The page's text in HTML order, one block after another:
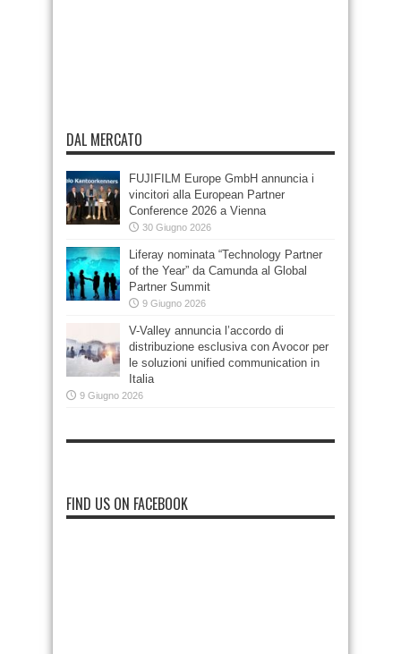
DAL MERCATO
FUJIFILM Europe GmbH annuncia i
vincitori alla European Partner
Conference 2026 a Vienna
30 Giugno 2026
Liferay nominata “Technology Partner
of the Year” da Camunda al Global
Partner Summit
9 Giugno 2026
V-Valley annuncia l’accordo di
distribuzione esclusiva con Avocor per
le soluzioni unified communication in
Italia
9 Giugno 2026
FIND US ON FACEBOOK